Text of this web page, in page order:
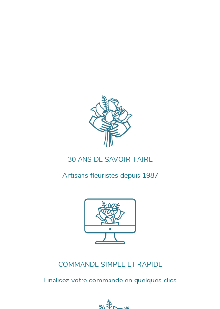
30 ANS DE SAVOIR-FAIRE
Artisans fleuristes depuis 1987
COMMANDE SIMPLE ET RAPIDE
Finalisez votre commande en quelques clics